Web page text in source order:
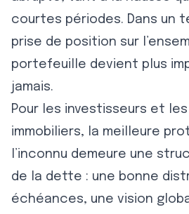
courtes périodes. Dans un
prise de position sur
portefeuille devient plus
jamais.
Pour les investisseurs et
immobiliers, la meilleure
l’inconnu demeure une
de la dette : une bonne
échéances, une vision